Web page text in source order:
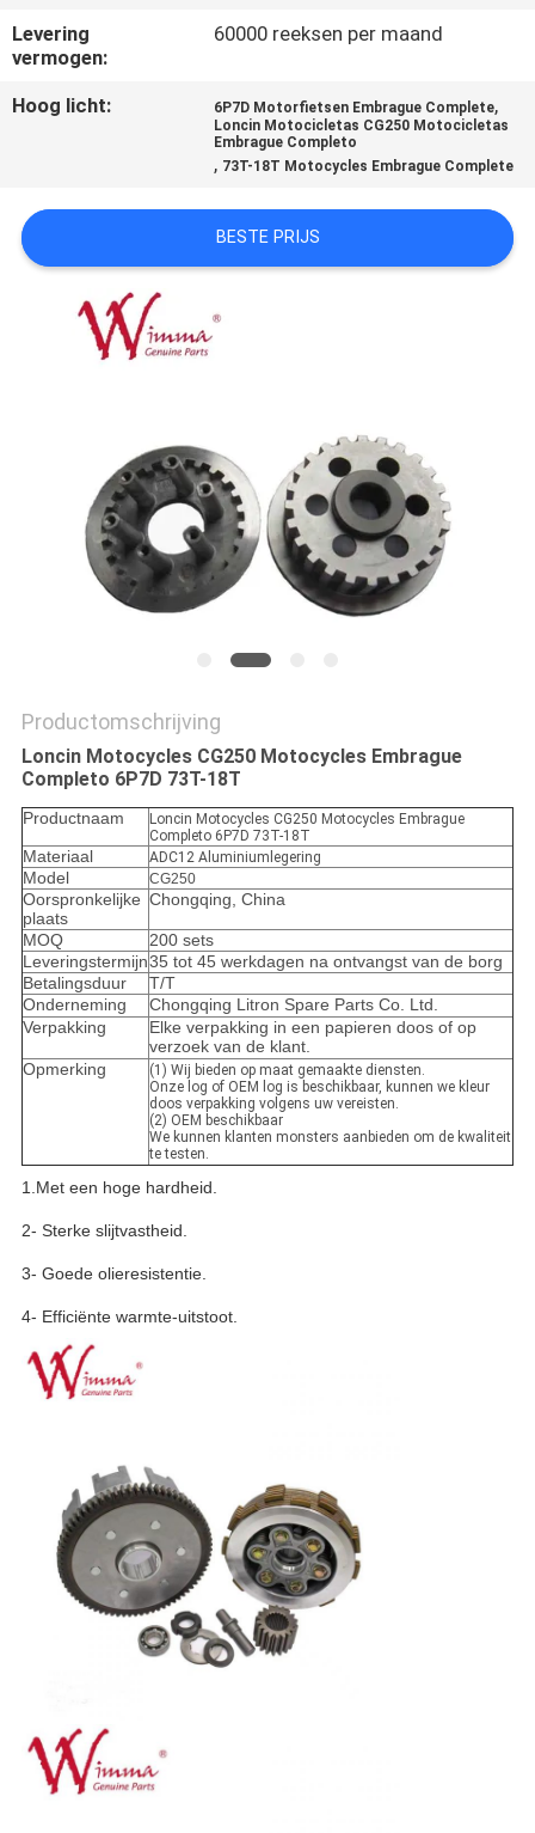
PRIVACYBELEID
Levering
vermogen:
60000 reeksen per maand
Hoog licht: 6P7D Motorfietsen Embrague Complete,
Loncin Motocicletas CG250 Motocicletas
Embrague Completo
, 73T-18T Motocycles Embrague Complete
BESTE PRIJS
Productomschrijving
Loncin Motocycles CG250 Motocycles Embrague
Completo 6P7D 73T-18T
Productnaam
Loncin Motocycles CG250 Motocycles Embrague
Completo 6P7D 73T-18T
Materiaal ADC12 Aluminiumlegering
Model CG250
Oorspronkelijke
plaats
Chongqing, China
MOQ
200 sets
Leveringstermijn35 tot 45 werkdagen na ontvangst van de borg
Betalingsduur
T/T
Onderneming
Chongqing Litron Spare Parts Co. Ltd.
Verpakking
Elke verpakking in een papieren doos of op
verzoek van de klant.
Opmerking
(1) Wij bieden op maat gemaakte diensten.
Onze log of OEM log is beschikbaar, kunnen we kleur
doos verpakking volgens uw vereisten.
(2) OEM beschikbaar
We kunnen klanten monsters aanbieden om de kwaliteit
te testen.
1.Met een hoge hardheid.
2- Sterke slijtvastheid.
3- Goede olieresistentie.
4- Efficiënte warmte-uitstoot.